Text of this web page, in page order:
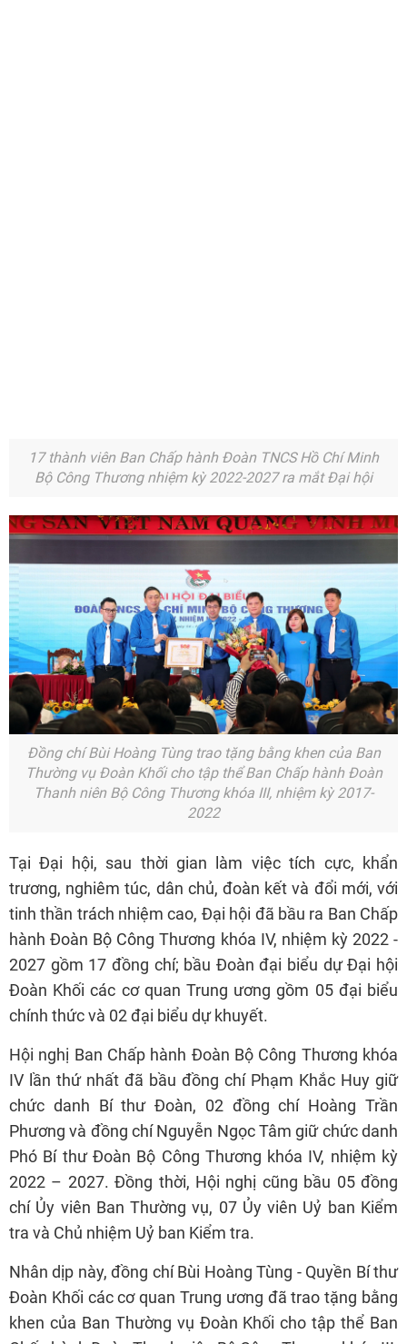
Đồng chí Bùi Hoàng Tùng trao tặng bằng khen của Ban
Thường vụ Đoàn Khối cho tập thể Ban Chấp hành Đoàn
Thanh niên Bộ Công Thương khóa III, nhiệm kỳ 2017-
2022
Tại Đại hội, sau thời gian làm việc tích cực, khẩn
trương, nghiêm túc, dân chủ, đoàn kết và đổi mới, với
tinh thần trách nhiệm cao, Đại hội đã bầu ra Ban Chấp
hành Đoàn Bộ Công Thương khóa IV, nhiệm kỳ 2022 -
2027 gồm 17 đồng chí; bầu Đoàn đại biểu dự Đại hội
Đoàn Khối các cơ quan Trung ương gồm 05 đại biểu
Hội nghị Ban Chấp hành Đoàn Bộ Công Thương khóa
IV lần thứ nhất đã bầu đồng chí Phạm Khắc Huy giữ
chức danh Bí thư Đoàn, 02 đồng chí Hoàng Trần
Phương và đồng chí Nguyễn Ngọc Tâm giữ chức danh
Phó Bí thư Đoàn Bộ Công Thương khóa IV, nhiệm kỳ
2022 – 2027. Đồng thời, Hội nghị cũng bầu 05 đồng
tra và Chủ nhiệm Uỷ ban Kiểm tra.
Nhân dịp này, đồng chí Bùi Hoàng Tùng - Quyền Bí thư
Đoàn Khối các cơ quan Trung ương đã trao tặng bằng
khen của Ban Thường vụ Đoàn Khối cho tập thể Ban
Chấp hành Đoàn Thanh niên Bộ Công Thương khóa III,
nhiệm kỳ 2017-2022.
Tags: Đoàn Thanh niên Bộ Công Thương
đoàn thanh niên
bộ công thương